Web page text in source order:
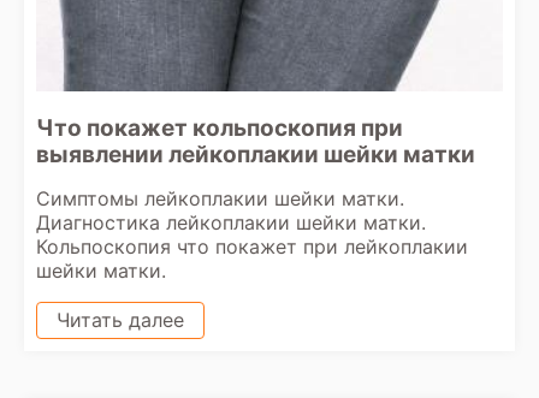
Что покажет кольпоскопия при
выявлении лейкоплакии шейки матки
Симптомы лейкоплакии шейки матки.
Диагностика лейкоплакии шейки матки.
Кольпоскопия что покажет при лейкоплакии
шейки матки.
Читать далее